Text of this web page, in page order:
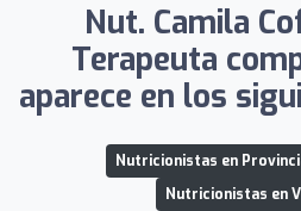
Nut. Camila
Terapeuta
aparece en los
Nutricionistas en
Nutricionistas en